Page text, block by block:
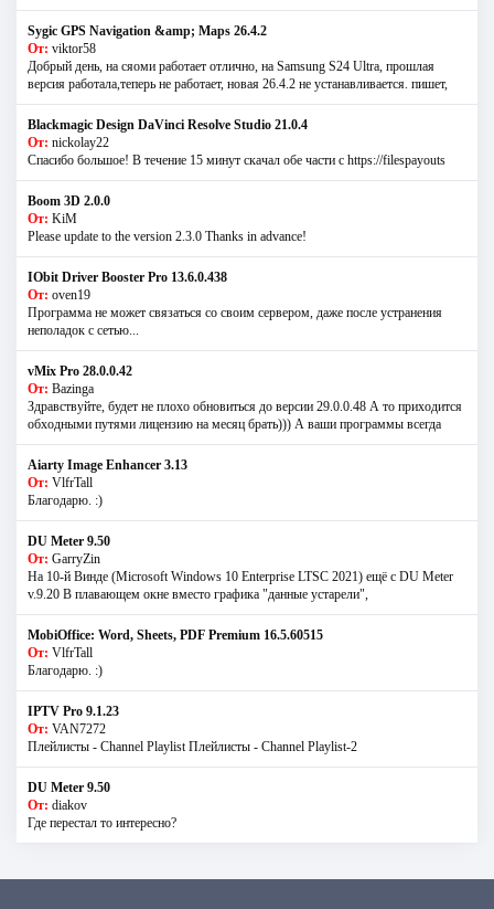
Sygic GPS Navigation &amp; Maps 26.4.2
От: viktor58
Добрый день, на сяоми работает отлично, на Samsung S24 Ultra, прошлая
версия работала,теперь не работает, новая 26.4.2 не устанавливается. пишет,
Blackmagic Design DaVinci Resolve Studio 21.0.4
От: nickolay22
Спасибо большое! В течение 15 минут скачал обе части с https://filespayouts
Boom 3D 2.0.0
От: KiM
Please update to the version 2.3.0 Thanks in advance!
IObit Driver Booster Pro 13.6.0.438
От: oven19
Программа не может связаться со своим сервером, даже после устранения
неполадок с сетью...
vMix Pro 28.0.0.42
От: Bazinga
Здравствуйте, будет не плохо обновиться до версии 29.0.0.48 А то приходится
обходными путями лицензию на месяц брать))) А ваши программы всегда
Aiarty Image Enhancer 3.13
От: VlfrTall
Благодарю. :)
DU Meter 9.50
От: GarryZin
На 10-й Винде (Microsoft Windows 10 Enterprise LTSC 2021) ещё с DU Meter
v.9.20 В плавающем окне вместо графика "данные устарели",
MobiOffice: Word, Sheets, PDF Premium 16.5.60515
От: VlfrTall
Благодарю. :)
IPTV Pro 9.1.23
От: VAN7272
Плейлисты - Channel Playlist Плейлисты - Channel Playlist-2
DU Meter 9.50
От: diakov
Где перестал то интересно?